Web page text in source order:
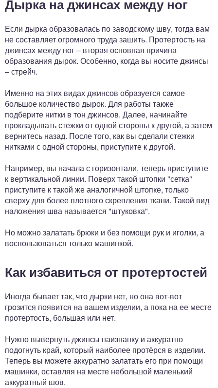
Дырка на джинсах между ног
Если дырка образовалась по заводскому шву, тогда вам
не составляет огромного труда зашить. Протертость на
джинсах между ног – вторая основная причина
образования дырок. Особенно, когда вы носите джинсы
– стрейч.
Именно на этих видах джинсов образуется самое
большое количество дырок. Для работы также
подберите нитки в тон джинсов. Далее, начинайте
прокладывать стежки от одной стороны к другой, а затем
вернитесь назад. После того, как вы сделали стежки
нитками с одной стороны, приступите к другой.
Например, вы начала с горизонтали, теперь приступите
к вертикальной линии. Поверх такой штопки "сетка"
приступите к такой же аналогичной штопке, только
сверху для более плотного скрепления ткани. Такой вид
наложения шва называется "штуковка".
Но можно залатать брюки и без помощи рук и иголки, а
воспользоваться только машинкой.
Как избавиться от протертостей
Иногда бывает так, что дырки нет, но она вот-вот
грозится появится на вашем изделии, а пока на ее месте
протертость, большая или нет.
Нужно вывернуть джинсы наизнанку и аккуратно
подогнуть край, который наиболее протёрся в изделии.
Теперь вы можете аккуратно залатать его при помощи
машинки, оставляя на месте небольшой маленький
аккуратный шов.